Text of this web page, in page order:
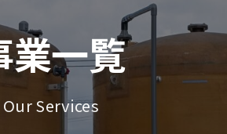
業一覧
Our Services